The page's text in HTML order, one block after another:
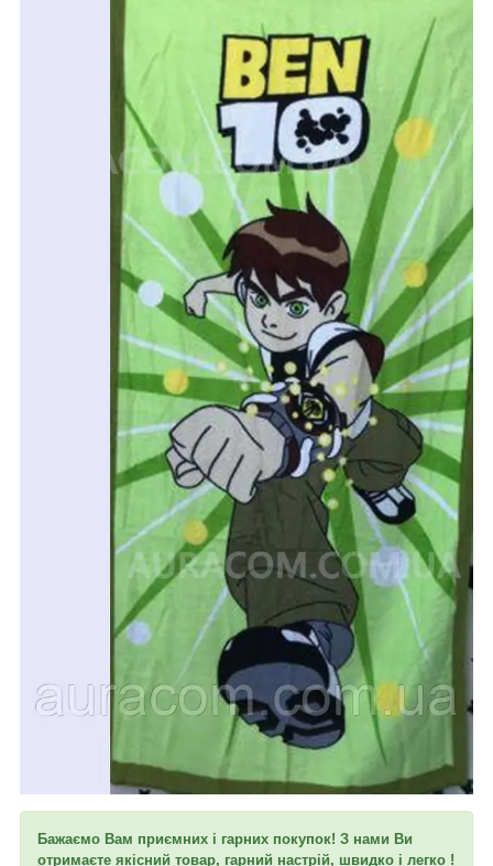
Бажаємо Вам приємних і гарних покупок! З нами Ви
отримаєте якісний товар, гарний настрій, швидко і легко !